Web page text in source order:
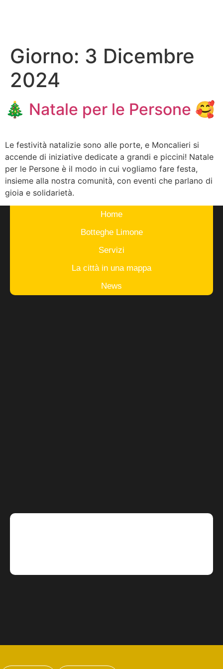
Giorno: 3 Dicembre
2024
🎄 Natale per le Persone 🥰
Le festività natalizie sono alle porte, e Moncalieri si
accende di iniziative dedicate a grandi e piccini! Natale
per le Persone è il modo in cui vogliamo fare festa,
insieme alla nostra comunità, con eventi che parlano di
gioia e solidarietà.
Home
Botteghe Limone
Servizi
La città in una mappa
News